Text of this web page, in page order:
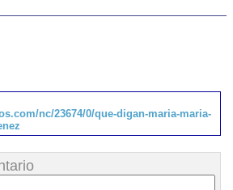
nc/23674/0/que-digan-maria-maria-